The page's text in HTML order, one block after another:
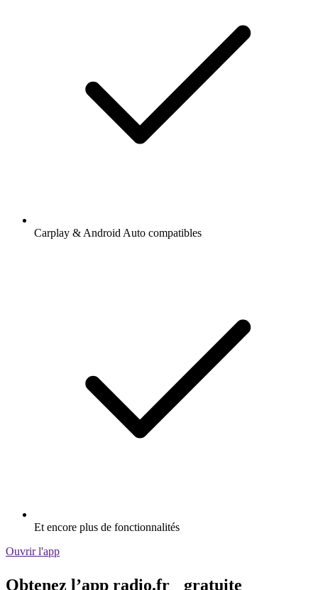
Carplay & Android Auto compatibles
Et encore plus de fonctionnalités
Ouvrir l'app
Obtenez l’app radio.fr gratuite